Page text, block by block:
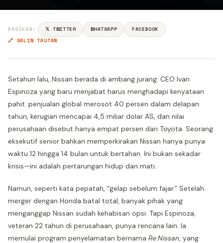
BAGIKAN: 𝕏 TWITTER WHATSAPP
FACEBOOK
🔗 SALIN TAUTAN
Setahun lalu, Nissan berada di ambang jurang. CEO Ivan
Espinoza yang baru menjabat harus menghadapi kenyataan
pahit: penjualan global merosot 40 persen dalam delapan
tahun, kerugian mencapai 4,5 miliar dolar AS, dan nilai
perusahaan disebut hanya empat persen dari Toyota. Seorang
eksekutif senior bahkan memperkirakan Nissan hanya punya
waktu 12 hingga 14 bulan untuk bertahan. Ini bukan sekadar
krisis—ini adalah pertarungan hidup dan mati.
Namun, seperti kata pepatah, “gelap sebelum fajar.” Setelah
merger dengan Honda batal total, banyak pihak yang
menganggap Nissan sudah kehabisan opsi. Tapi Espinoza,
veteran 22 tahun di perusahaan, punya rencana lain. Ia
memulai program penyelamatan bernama Re:Nissan, yang